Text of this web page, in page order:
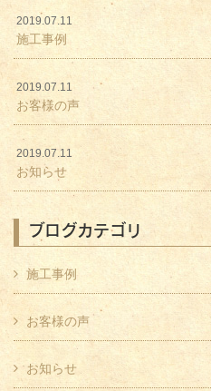
2019.07.11
施工事例
2019.07.11
お客様の声
2019.07.11
お知らせ
ブログカテゴリ
施工事例
お客様の声
お知らせ